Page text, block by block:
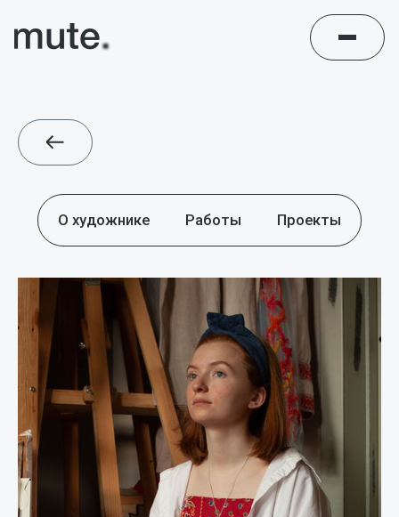
О художнике Работы Проекты